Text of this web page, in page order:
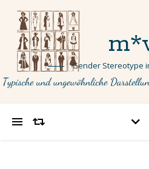
Gender Stereotype